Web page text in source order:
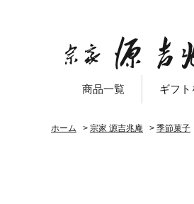
商品一覧 ギフト
ホーム > 宗家 源吉兆庵 > 季節菓子